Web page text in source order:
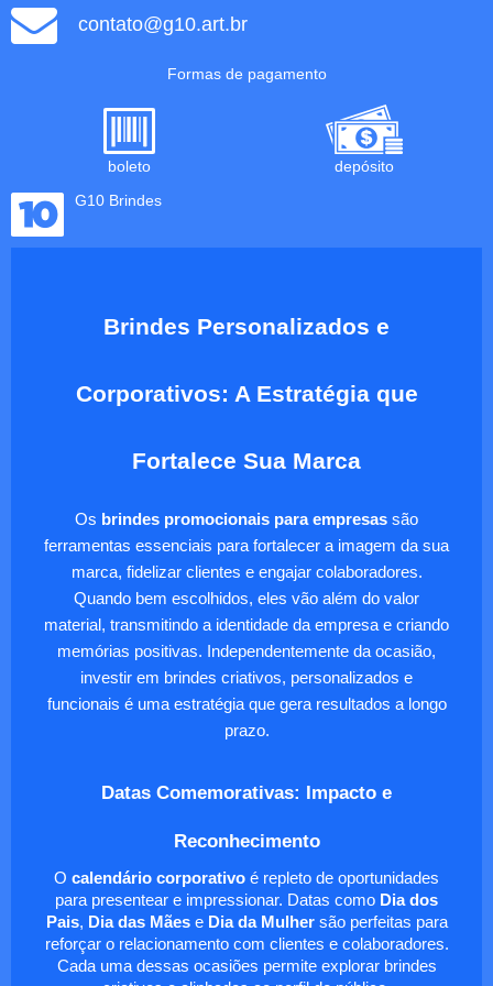
contato@g10.art.br
Formas de pagamento
boleto
depósito
G10 Brindes
Brindes Personalizados e
Corporativos: A Estratégia que
Fortalece Sua Marca
Os brindes promocionais para empresas são
ferramentas essenciais para fortalecer a imagem da sua
marca, fidelizar clientes e engajar colaboradores.
Quando bem escolhidos, eles vão além do valor
material, transmitindo a identidade da empresa e criando
memórias positivas. Independentemente da ocasião,
investir em brindes criativos, personalizados e
funcionais é uma estratégia que gera resultados a longo
prazo.
Datas Comemorativas: Impacto e
Reconhecimento
O calendário corporativo é repleto de oportunidades
para presentear e impressionar. Datas como Dia dos
Pais, Dia das Mãese Dia da Mulhersão perfeitas para
reforçar o relacionamento com clientes e colaboradores.
Cada uma dessas ocasiões permite explorar brindes